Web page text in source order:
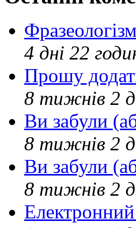
4 дні 22
Прошу
8 тижнів 2
Ви забули
8 тижнів 2
Ви забули
8 тижнів 2
Електронний